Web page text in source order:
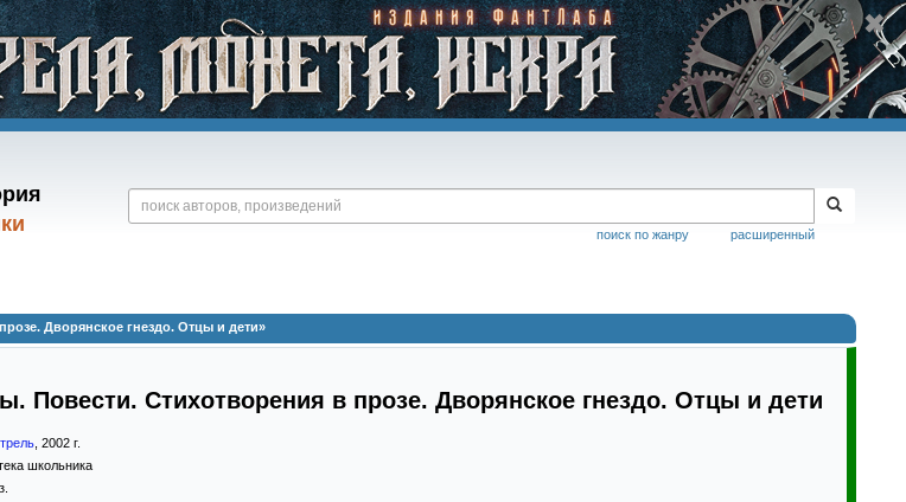
расширенный
поиск по жанру
Дворянское гнездо. Отцы и дети»
Повести. Стихотворения в прозе. Дворянское гнездо. Отцы и дети
2002 г.
школьника